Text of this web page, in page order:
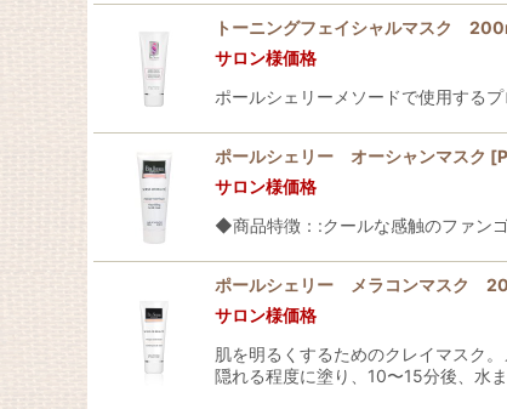
トーニングフェイシャルマスク
サロン様価格
ポールシェリーメソードで使用する
ポールシェリー オーシャンマスク [
サロン様価格
◆商品特徴：:クールな感触のファン
ポールシェリー メラコンマスク
サロン様価格
肌を明るくするためのクレイマスク
隠れる程度に塗り、10〜15分後、水